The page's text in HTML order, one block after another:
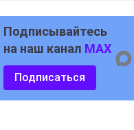
Подписывайтесь
на наш канал MAX
Подписаться